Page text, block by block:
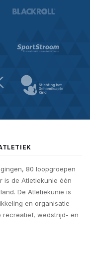
80 loopgroepen
is de Atletiekunie één
De Atletiekunie is
en organisatie
recreatief, wedstrijd- en